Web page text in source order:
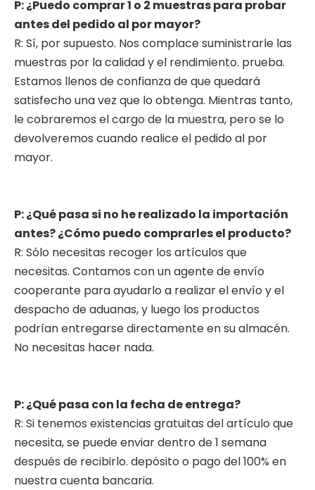
P: ¿Puedo comprar 1 o 2 muestras para probar
antes del pedido al por mayor?
R: Sí, por supuesto. Nos complace suministrarle las
muestras por la calidad y el rendimiento. prueba.
Estamos llenos de confianza de que quedará
satisfecho una vez que lo obtenga. Mientras tanto,
le cobraremos el cargo de la muestra, pero se lo
devolveremos cuando realice el pedido al por
mayor.
P: ¿Qué pasa si no he realizado la importación
antes? ¿Cómo puedo comprarles el producto?
R: Sólo necesitas recoger los artículos que
necesitas. Contamos con un agente de envío
cooperante para ayudarlo a realizar el envío y el
despacho de aduanas, y luego los productos
podrían entregarse directamente en su almacén.
No necesitas hacer nada.
P: ¿Qué pasa con la fecha de entrega?
R: Si tenemos existencias gratuitas del artículo que
necesita, se puede enviar dentro de 1 semana
después de recibirlo. depósito o pago del 100% en
nuestra cuenta bancaria.